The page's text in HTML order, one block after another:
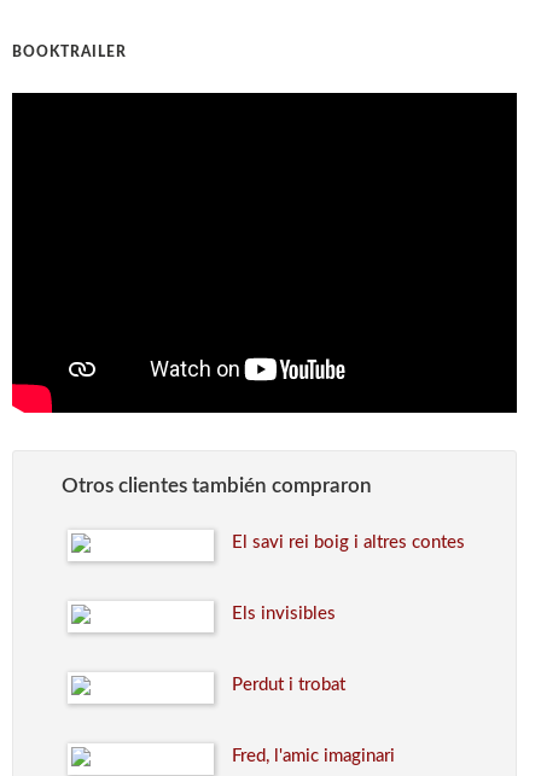
BOOKTRAILER
Otros clientes también compraron
El savi rei boig i altres contes
Els invisibles
Perdut i trobat
Fred, l'amic imaginari